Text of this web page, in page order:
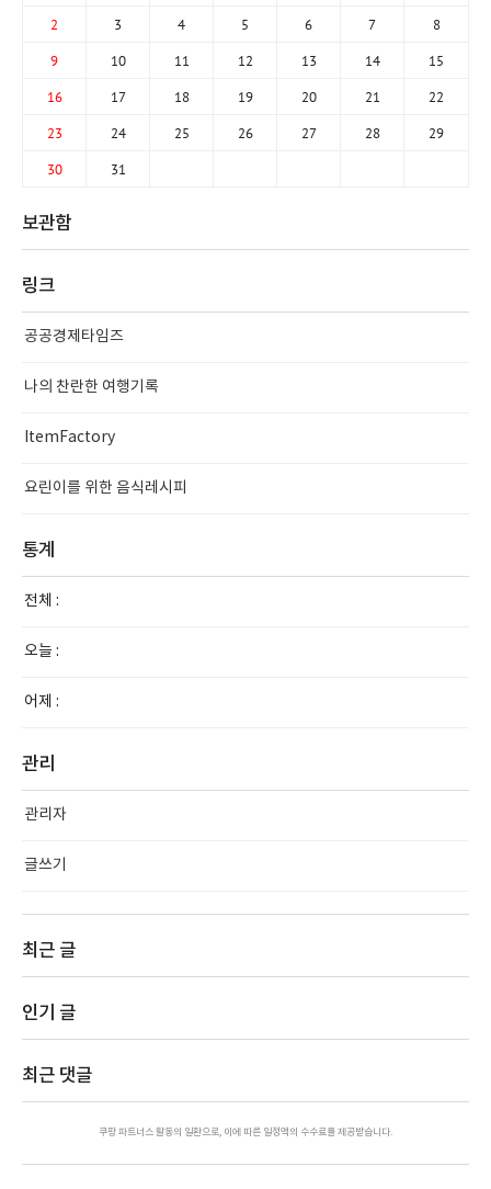
2 3 4 5 6 7 8
9 10 11 12 13 14 15
16 17 18 19 20 21 22
23 24 25 26 27 28 29
30 31
보관함
링크
공공경제타임즈
나의 찬란한 여행기록
ItemFactory
요린이를 위한 음식레시피
통계
전체 :
오늘 :
어제 :
관리
관리자
글쓰기
최근 글
인기 글
최근 댓글
쿠팡 파트너스 활동의 일환으로, 이에 따른 일정액의 수수료를 제공받습니다.